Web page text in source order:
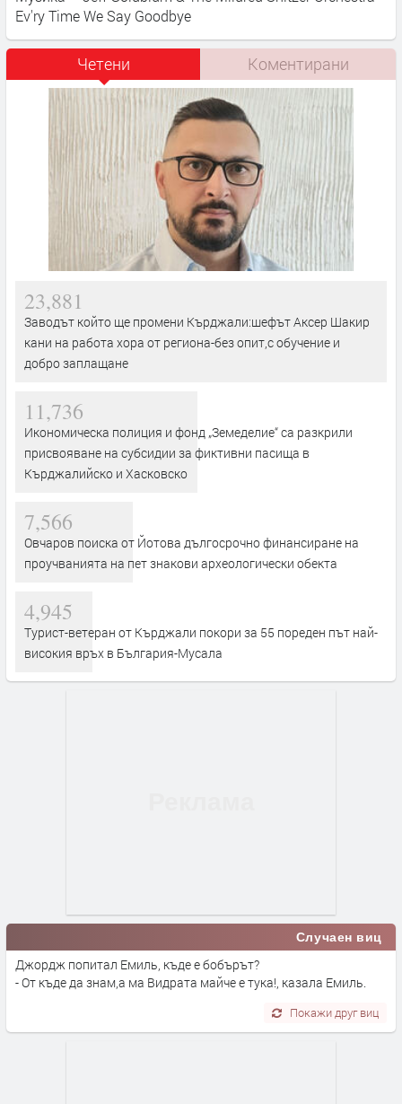
Ev'ry Time We Say Goodbye
Четени Коментирани
23,881
Заводът който ще промени Кърджали:шефът Аксер Шакир
кани на работа хора от региона-без опит,с обучение и
добро заплащане
11,736
Икономическа полиция и фонд „Земеделие“ са разкрили
присвояване на субсидии за фиктивни пасища в
Кърджалийско и Хасковско
7,566
Овчаров поиска от Йотова дългосрочно финансиране на
проучванията на пет знакови археологически обекта
4,945
Турист-ветеран от Кърджали покори за 55 пореден път най-
високия връх в България-Мусала
Случаен виц
Джордж попитал Емиль, къде е бобърът?
- От къде да знам,а ма Видрата майче е тука!, казала Емиль.
Покажи друг виц